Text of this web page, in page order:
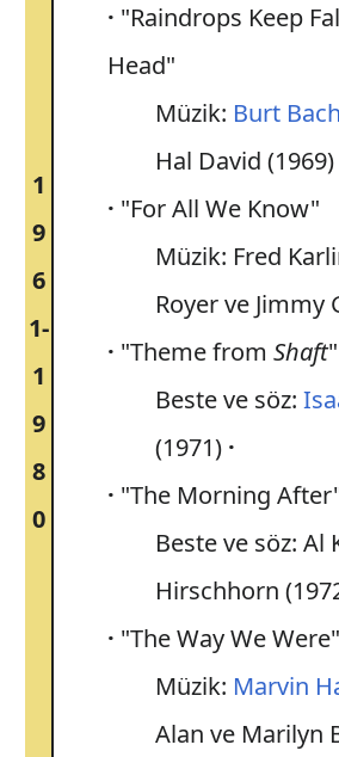
1
9
6
1-
1
9
8
0
"Raindrops Keep
Head"
Müzik: Burt
Hal David (1969)
"For All We Know"
Müzik: Fred
Royer ve Jimmy
"Theme from Shaft"
Beste ve söz:
(1971)
"The Morning
Beste ve söz: Al
Hirschhorn
"The Way We Were"
Müzik: Marvin
Alan ve Marilyn